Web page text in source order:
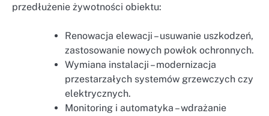
przedłużenie żywotności obiektu:
Renowacja elewacji – usuwanie uszkodzeń,
zastosowanie nowych powłok ochronnych.
Wymiana instalacji – modernizacja
przestarzałych systemów grzewczych czy
elektrycznych.
Monitoring i automatyka – wdrażanie